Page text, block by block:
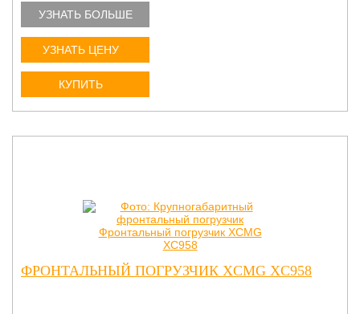
УЗНАТЬ БОЛЬШЕ
УЗНАТЬ ЦЕНУ
КУПИТЬ
ФРОНТАЛЬНЫЙ ПОГРУЗЧИК XCMG XC958